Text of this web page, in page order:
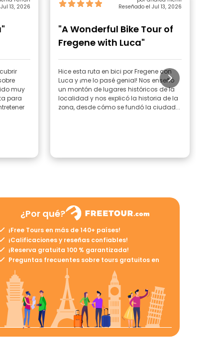
13, 2026
muy
para
Reseñado el Jul 13, 2026
"A Wonderful Bike Tour of
Fregene with Luca"
Hice esta ruta en bici por Fregene con
Luca y ¡me lo pasé genial! Nos enseñó
un montón de lugares históricos de la
localidad y nos explicó la historia de la
zona, desde cómo se fundó la ciudad...
¿Por qué?
¡Free Tours en más de 140+ países!
¡Calificaciones y reseñas confiables!
¡Reserva gratuita 100 % garantizada!
Preguntas frecuentes sobre tours gratuitos en